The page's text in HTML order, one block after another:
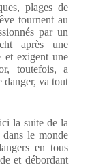
plages de
tournent au
par un
après une
et exigent une
toutefois, a
danger, va tout
la suite de la
le monde
en tous
et débordant